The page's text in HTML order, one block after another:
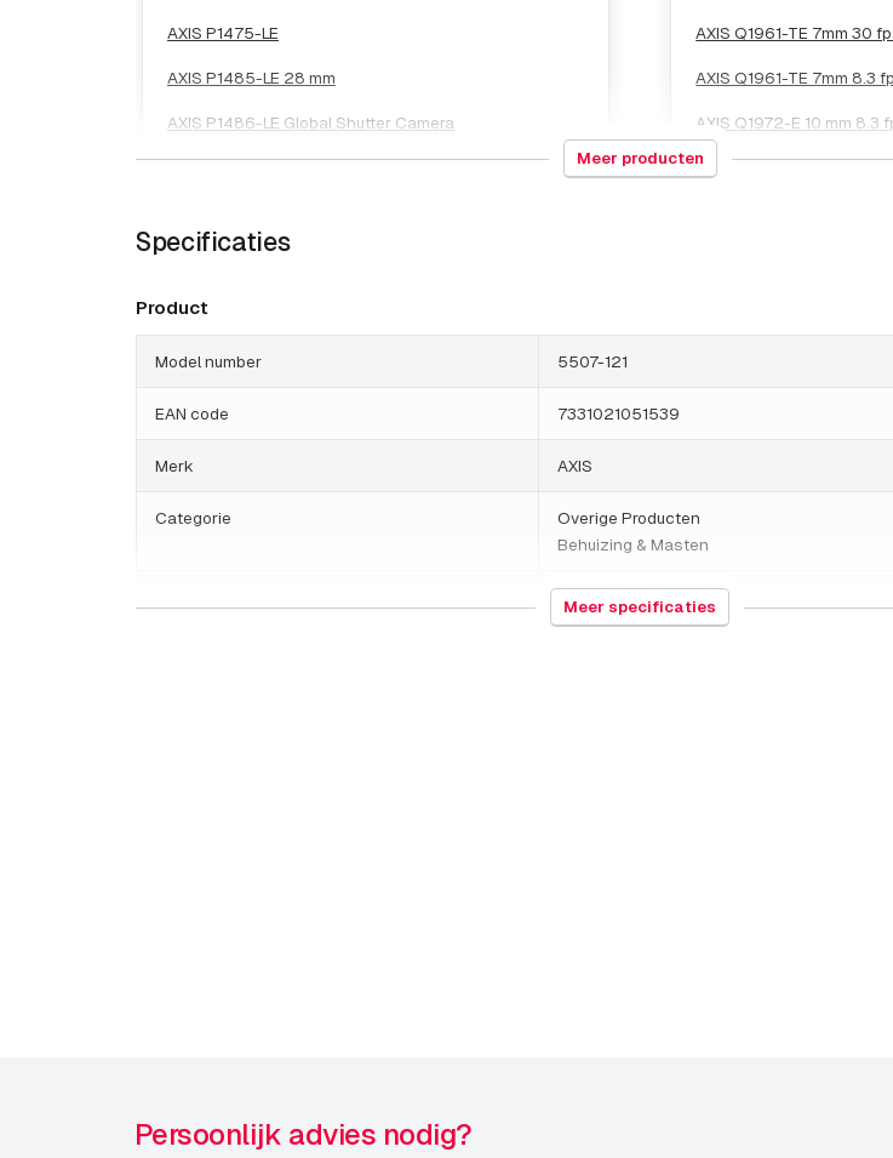
AXIS P1475-LE
AXIS P1485-LE 28 mm
AXIS P1486-LE Global Shutter Camera
AXIS P1487-LE
AXIS Q1961-TE 7mm 30
AXIS Q1961-TE 7mm 8.3
AXIS Q1972-E 10 mm 8.3
Meer producten
Specificaties
Product
Model number 5507-121
EAN code 7331021051539
Merk AXIS
Categorie
Overige Producten
Behuizing & Masten
392690
Compatibiliteit
Meer specificaties
Persoonlijk advies nodig?